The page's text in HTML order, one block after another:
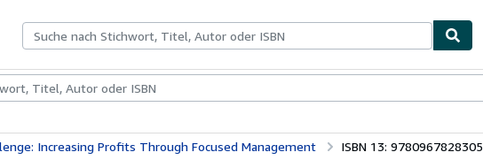
BücherKunst & Sammlerstücke
Increasing Profits Through Focused Management ISBN 13: 9780967828305